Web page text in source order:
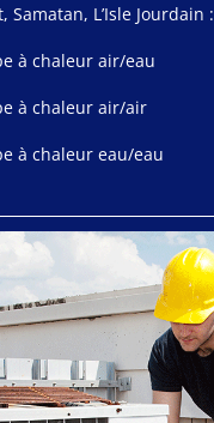
Samatan, L’Isle Jourdain :
à chaleur air/eau
à chaleur air/air
à chaleur eau/eau